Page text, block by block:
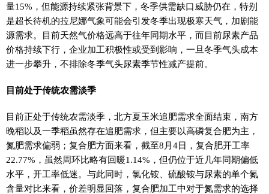
量15%，但能源持续紧张背景下，冬季供需缺口威胁仍在，特别
是超长待机的拉尼娜气象可能会引发冬季出现极寒天气，加剧能
源需求。目前天然气价格远高于往年同期水平，而目前尿素产品
价格持续下行，企业加工积极性或受到影响，一旦冬季气头成本
进一步攀升，不排除冬季气头尿素季节性减产提前。
目前处于传统农需淡季
目前正处于传统农需淡季，北方夏玉米追肥需求全面结束，南方
晚稻以及一季稻虽然存在追肥需求，但主要以高磷复合肥为主，
氮肥需求偏弱；复合肥方面来看，截至8月4日，复合肥开工率
22.77%，虽然周环比略有回暖1.14%，但仍位于近几年同期偏低
水平，开工率低迷。与此同时，氯化铵、硫酸铵与尿素的单个氮
含量对比来看，价差明显回落，复合肥加工中对于氮需求的选择